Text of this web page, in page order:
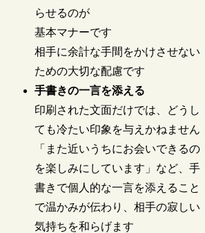
らせるのが
基本マナーです
相手に余計な手間をかけさせない
ための大切な配慮です
手書きの一言を添える
印刷された文面だけでは、どうし
ても冷たい印象を与えかねません
「また近いうちにお会いできるの
を楽しみにしています」など、手
書きで個人的な一言を添えること
で温かみが伝わり、相手の寂しい
気持ちを和らげます